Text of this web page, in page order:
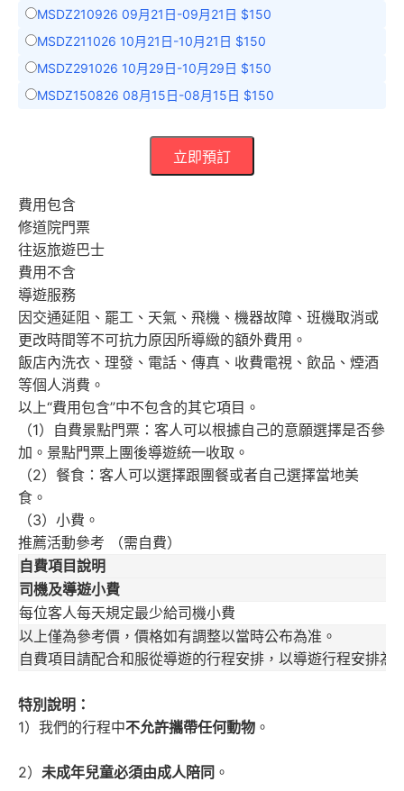
MSDZ210926 09月21日-09月21日 $150
MSDZ211026 10月21日-10月21日 $150
MSDZ291026 10月29日-10月29日 $150
MSDZ150826 08月15日-08月15日 $150
立即預訂
費用包含
修道院門票
往返旅遊巴士
費用不含
導遊服務
因交通延阻、罷工、天氣、飛機、機器故障、班機取消或
更改時間等不可抗力原因所導緻的額外費用。
飯店內洗衣、理發、電話、傳真、收費電視、飲品、煙酒
等個人消費。
以上“費用包含”中不包含的其它項目。
（1）自費景點門票：客人可以根據自己的意願選擇是否參
加。景點門票上團後導遊統一收取。
（2）餐食：客人可以選擇跟團餐或者自己選擇當地美
食。
（3）小費。
推薦活動參考 （需自費）
自費項目說明
司機及導遊小費
每位客人每天規定最少給司機小費
以上僅為參考價，價格如有調整以當時公布為准。
自費項目請配合和服從導遊的行程安排，以導遊行程安排為
特別說明：
1）我們的行程中不允許攜帶任何動物 。
2） 未成年兒童必須由成人陪同 。